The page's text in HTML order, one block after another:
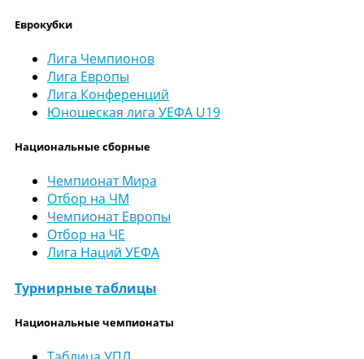
Еврокубки
Лига Чемпионов
Лига Европы
Лига Конференций
Юношеская лига УЕФА U19
Национальные сборные
Чемпионат Мира
Отбор на ЧМ
Чемпионат Европы
Отбор на ЧЕ
Лига Наций УЕФА
Турнирные таблицы
Национальные чемпионаты